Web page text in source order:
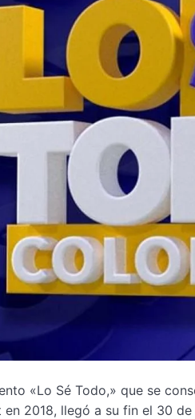
«Lo Sé Todo,» que se
2018, llegó a su fin el 30